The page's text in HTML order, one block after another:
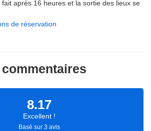
après 16 heures et la sortie des lieux se
de réservation
8.17
Excellent !
Basé sur 3 avis